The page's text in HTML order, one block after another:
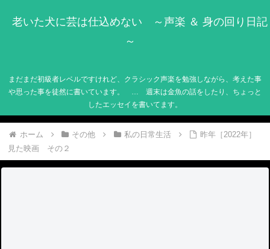
老いた犬に芸は仕込めない ～声楽 ＆ 身の回り日記
～
まだまだ初級者レベルですけれど、クラシック声楽を勉強しながら、考えた事
や思った事を徒然に書いています。 … 週末は金魚の話をしたり、ちょっと
したエッセイを書いてます。
ホーム その他 私の日常生活
昨年［2022年］
見た映画 その２